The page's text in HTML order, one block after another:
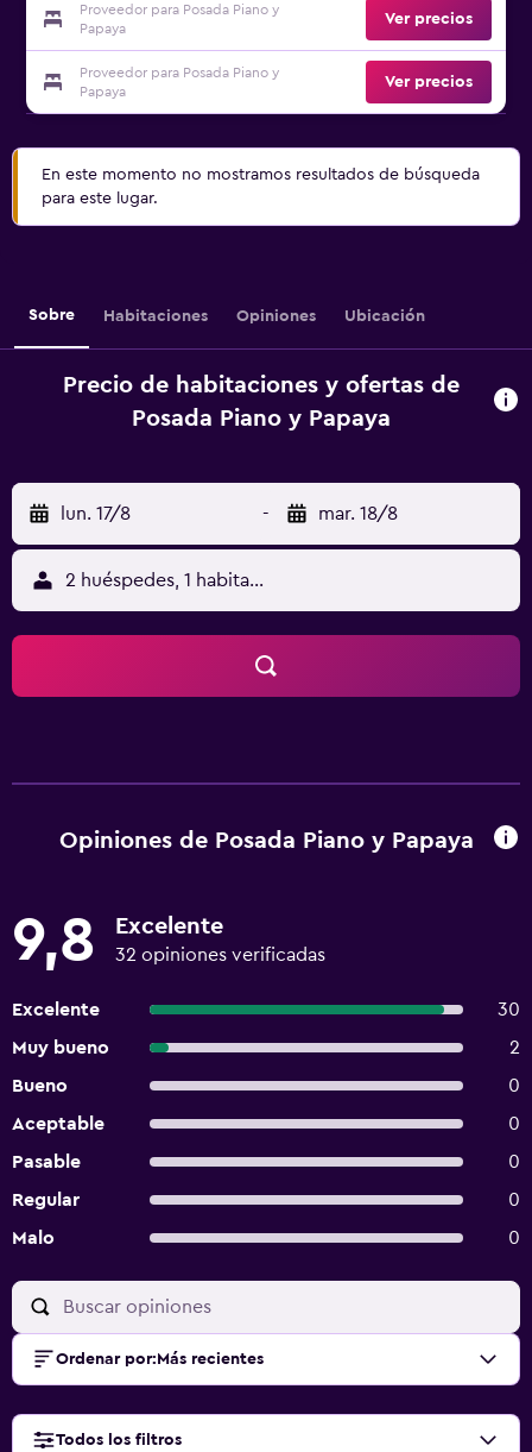
Proveedor para Posada Piano y
Papaya
Ver precios
Proveedor para Posada Piano y
Papaya
Ver precios
En este momento no mostramos resultados de búsqueda
para este lugar.
Sobre Habitaciones Opiniones Ubicación
Precio de habitaciones y ofertas de
Posada Piano y Papaya
lun. 17/8 - mar. 18/8
2 huéspedes, 1 habitación
Opiniones de Posada Piano y Papaya
9,8 Excelente
32 opiniones verificadas
Excelente
30
Muy bueno
2
Bueno
0
Aceptable
0
Pasable
0
Regular
0
Malo
0
Ordenar por: Más recientes
Todos los filtros